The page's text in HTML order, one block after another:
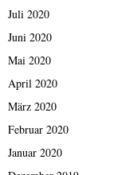
Juli 2020
Juni 2020
Mai 2020
April 2020
März 2020
Februar 2020
Januar 2020